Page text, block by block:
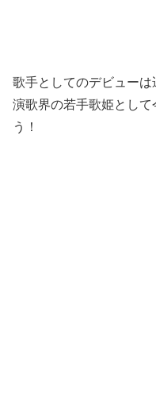
歌手としてのデビューは
演歌界の若手歌姫とし
う！